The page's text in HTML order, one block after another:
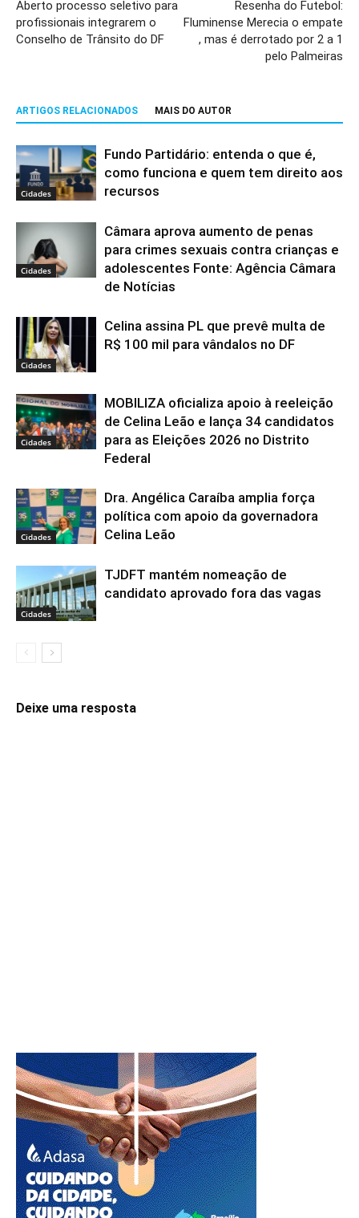
Aberto processo seletivo para
profissionais integrarem o
Conselho de Trânsito do DF
Resenha do Futebol:
Fluminense Merecia o empate
, mas é derrotado por 2 a 1
pelo Palmeiras
ARTIGOS RELACIONADOS MAIS DO AUTOR
Cidades
Fundo Partidário: entenda o que é,
como funciona e quem tem direito aos
recursos
Cidades
Câmara aprova aumento de penas
para crimes sexuais contra crianças e
adolescentes Fonte: Agência Câmara
de Notícias
Cidades
Celina assina PL que prevê multa de
R$ 100 mil para vândalos no DF
Cidades
MOBILIZA oficializa apoio à reeleição
de Celina Leão e lança 34 candidatos
para as Eleições 2026 no Distrito
Federal
Cidades
Dra. Angélica Caraíba amplia força
política com apoio da governadora
Celina Leão
Cidades
TJDFT mantém nomeação de
candidato aprovado fora das vagas
Deixe uma resposta